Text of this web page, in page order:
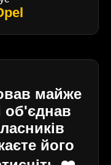
майже
об'єднав
його